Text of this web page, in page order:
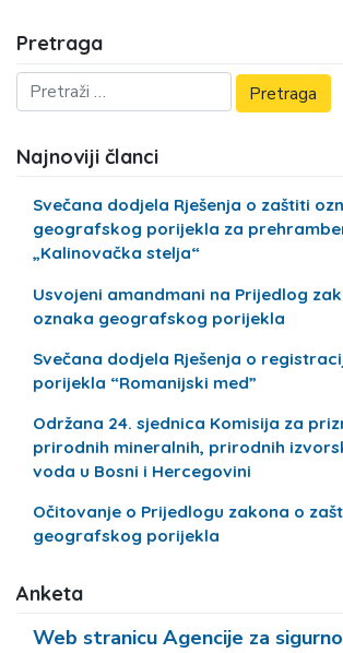
Pretraga
Najnoviji članci
Svečana dodjela Rješenja o zaštiti
geografskog porijekla za
„Kalinovačka stelja“
Usvojeni amandmani na Prijedlog
oznaka geografskog porijekla
Svečana dodjela Rješenja o
porijekla “Romanijski med”
Održana 24. sjednica Komisija za
prirodnih mineralnih, prirodnih
voda u Bosni i Hercegovini
Očitovanje o Prijedlogu zakona o
geografskog porijekla
Anketa
Web stranicu Agencije za